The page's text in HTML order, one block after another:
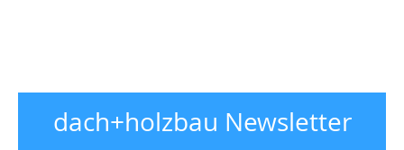
dach+holzbau Newsletter